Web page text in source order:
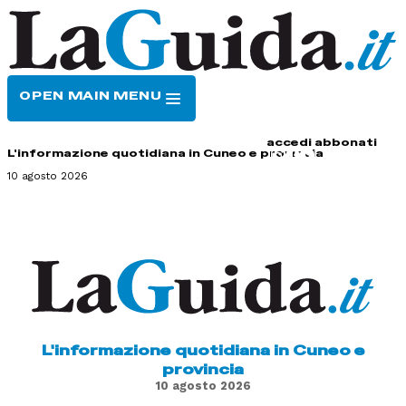
OPEN MAIN MENU
accedi abbonati
L'informazione quotidiana in Cuneo e provincia
10 agosto 2026
L'informazione quotidiana in Cuneo e
provincia
10 agosto 2026